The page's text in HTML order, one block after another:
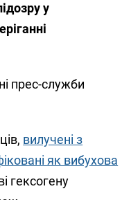
у
прес-служби
вилучені з
як вибухова
гексогену